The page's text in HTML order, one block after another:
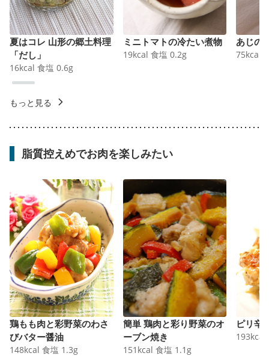
夏はコレ 山形の郷土料理
「だし」
16kcal 食塩 0.6g
ミニトマトの冷たい煮物
19kcal 食塩 0.2g
あじの
75kcal
もっと見る
脂質控えめでお肉を楽しみたい
鶏もも肉と彩野菜のわさ
びバター醤油
148kcal 食塩 1.3g
簡単 鶏肉と彩り野菜のオ
ーブン焼き
151 kcal 食塩 1.1 g
ピリ辛
193kcal